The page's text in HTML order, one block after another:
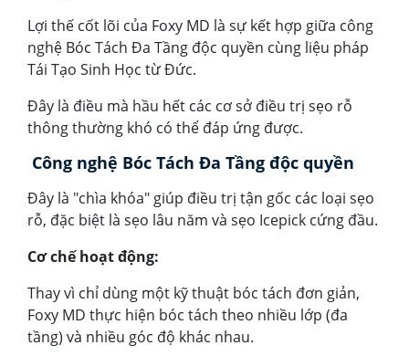
Lợi thế cốt lõi của Foxy MD là sự kết hợp giữa công
nghệ Bóc Tách Đa Tầng độc quyền cùng liệu pháp
Tái Tạo Sinh Học từ Đức.
Đây là điều mà hầu hết các cơ sở điều trị sẹo rỗ
thông thường khó có thể đáp ứng được.
Công nghệ Bóc Tách Đa Tầng độc quyền
Đây là "chìa khóa" giúp điều trị tận gốc các loại sẹo
rỗ, đặc biệt là sẹo lâu năm và sẹo Icepick cứng đầu.
Cơ chế hoạt động:
Thay vì chỉ dùng một kỹ thuật bóc tách đơn giản,
Foxy MD thực hiện bóc tách theo nhiều lớp (đa
tầng) và nhiều góc độ khác nhau.